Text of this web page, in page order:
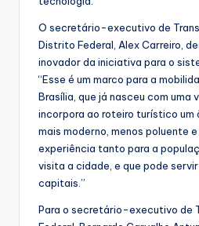
O secretário-executivo de
Distrito Federal, Alex Carreiro,
inovador da iniciativa para o
“Esse é um marco para a
Brasília, que já nasceu com uma
incorpora ao roteiro turístico um
mais moderno, menos poluente
experiência tanto para a
visita a cidade, e que pode
capitais.”
Para o secretário-executivo de